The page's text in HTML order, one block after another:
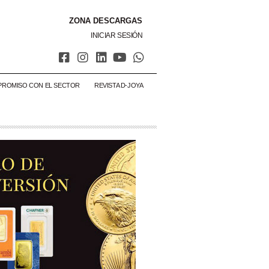
ZONA DESCARGAS
INICIAR SESIÓN
CON EL SECTOR REVISTA D-JOYA